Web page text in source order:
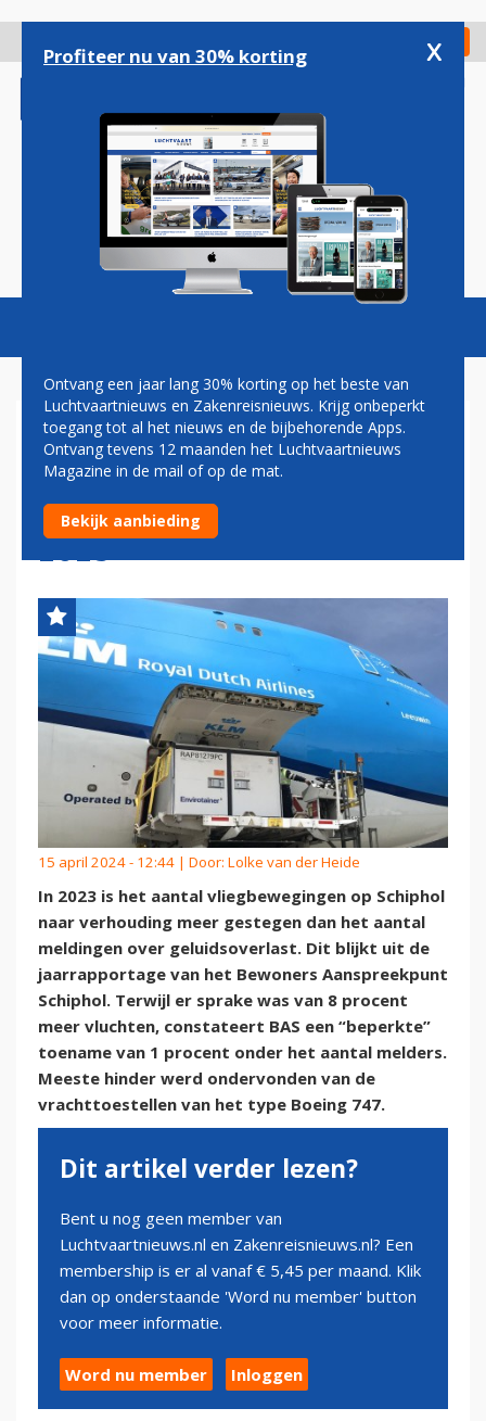
gaan
Check in
Magazine Podcasts Vacatures
'BEPERKTE’ TOENAME
OVERLASTMELDINGEN
SCHIPHOL IN GEBRUIKSJAAR
2023
15 april 2024 - 12:44 | Door: Lolke van der Heide
In 2023 is het aantal vliegbewegingen op Schiphol
naar verhouding meer gestegen dan het aantal
meldingen over geluidsoverlast. Dit blijkt uit de
jaarrapportage van het Bewoners Aanspreekpunt
Schiphol. Terwijl er sprake was van 8 procent
meer vluchten, constateert BAS een “beperkte”
toename van 1 procent onder het aantal melders.
Meeste hinder werd ondervonden van de
vrachttoestellen van het type Boeing 747.
Dit artikel verder lezen?
Bent u nog geen member van
Luchtvaartnieuws.nl en Zakenreisnieuws.nl? Een
membership is er al vanaf € 5,45 per maand. Klik
dan op onderstaande 'Word nu member' button
voor meer informatie.
Word nu member Inloggen
Profiteer nu van 30% korting x
Ontvang een jaar lang 30% korting op het beste van
Luchtvaartnieuws en Zakenreisnieuws. Krijg onbeperkt
toegang tot al het nieuws en de bijbehorende Apps.
Ontvang tevens 12 maanden het Luchtvaartnieuws
Magazine in de mail of op de mat.
Bekijk aanbieding